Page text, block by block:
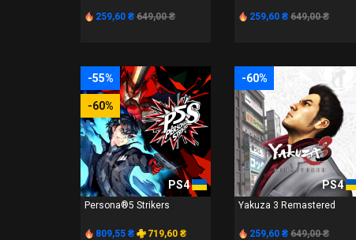
259,60 ₴ 649,00 ₴ 259,60 ₴ 649,00 ₴
-55%
-60%
PS4
Persona®5 Strikers
809,55 ₴
719,60 ₴
-60%
PS4
Yakuza 3 Remastered
259,60 ₴ 649,00 ₴